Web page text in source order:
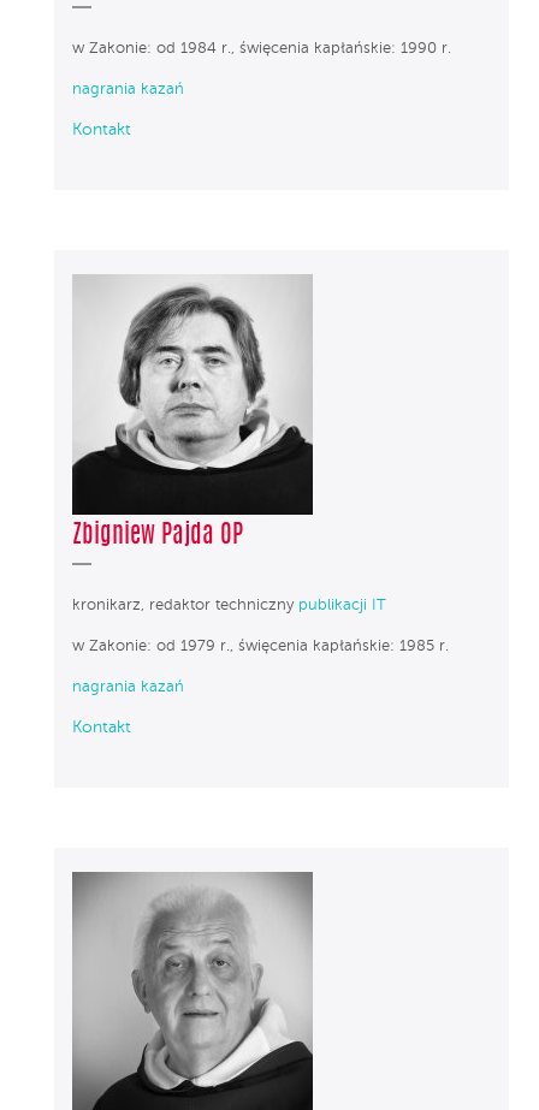
w Zakonie: od 1984 r., święcenia kapłańskie: 1990 r.
nagrania kazań
Kontakt
Zbigniew Pajda OP
kronikarz, redaktor techniczny publikacji IT
w Zakonie: od 1979 r., święcenia kapłańskie: 1985 r.
nagrania kazań
Kontakt